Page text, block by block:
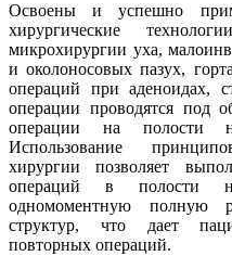
Освоены и успешно
хирургические
микрохирургии уха,
и околоносовых пазух,
операций при аденоидах,
операции проводятся под
операции на полости
Использование
хирургии позволяет
операций в полости
одномоментную полную
структур, что дает
повторных операций.